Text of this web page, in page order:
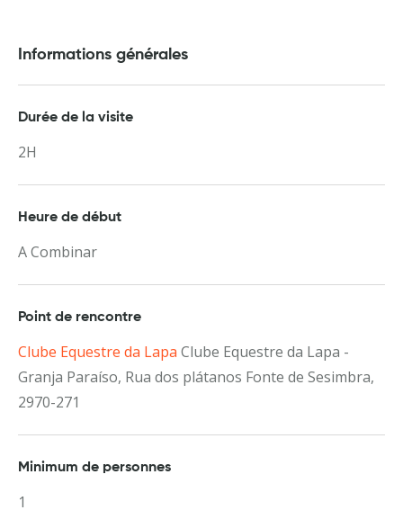
Informations générales
Durée de la visite
2H
Heure de début
A Combinar
Point de rencontre
Clube Equestre da Lapa Clube Equestre da Lapa -
Granja Paraíso, Rua dos plátanos Fonte de Sesimbra,
2970-271
Minimum de personnes
1